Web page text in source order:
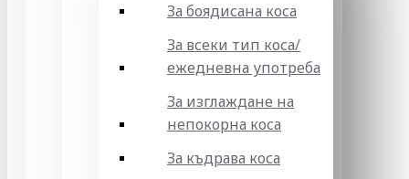
За боядисана коса
За всеки тип коса/
ежедневна употреба
За изглаждане на
непокорна коса
За къдрава коса